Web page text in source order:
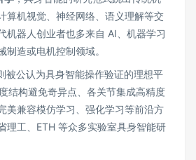
算机视觉、神经网络、语义理解等交
机器人创业者也多来自 AI、机器学习
造或电机控制领域。
被公认为具身智能操作验证的理想平
结构避免奇异点、各关节集成高精度
美兼容模仿学习、强化学习等前沿方
理工、ETH 等众多实验室具身智能研